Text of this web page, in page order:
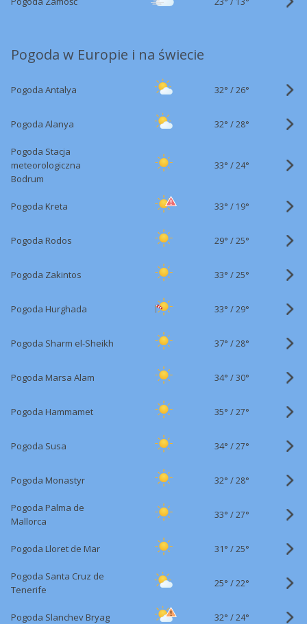
Pogoda w Europie i na świecie
Pogoda Antalya 32° /26°
Pogoda Alanya 32° /28°
Pogoda Stacja
meteorologiczna
Bodrum
33° /24°
Pogoda Kreta 33° / 19°
Pogoda Rodos 29° /25°
Pogoda Zakintos 33° /25°
Pogoda Hurghada 33° /29°
Pogoda Sharm el-Sheikh 37° /28°
Pogoda Marsa Alam 34° /30°
Pogoda Hammamet 35° /27°
Pogoda Susa 34° /27°
Pogoda Monastyr 32° /28°
Pogoda Palma de
Mallorca
33° /27°
Pogoda Lloret de Mar 31° /25°
Pogoda Santa Cruz de
Tenerife
25° /22°
Pogoda Slanchev Bryag 32° /24°